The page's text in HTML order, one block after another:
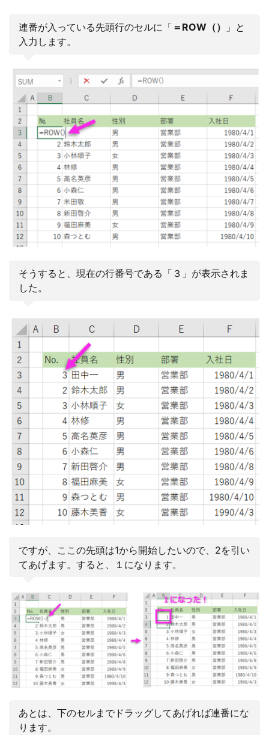
連番が入っている先頭行のセルに「 ＝ROW（）
」と
入力します。
そうすると、現在の行番号である「３」が表示されま
した。
ですが、ここの先頭は1から開始したいので、2を引い
てあげます。すると、１になります。
あとは、下のセルまでドラッグしてあげれば連番にな
ります。